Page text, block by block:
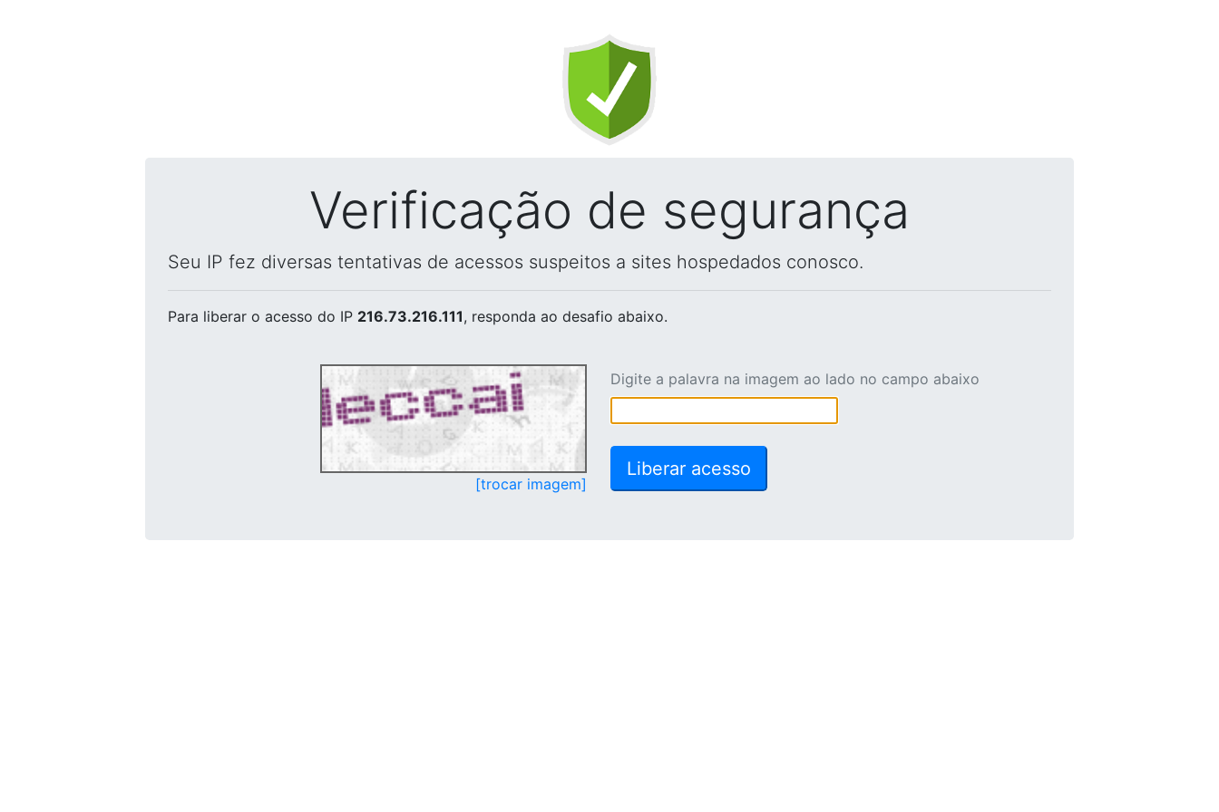
Verificação de segurança
Seu IP fez diversas tentativas de acessos suspeitos a sites hospedados conosco.
Para liberar o acesso do IP 216.73.216.111, responda ao desafio abaixo.
[trocar imagem]
Digite a palavra na imagem ao lado no campo abaixo